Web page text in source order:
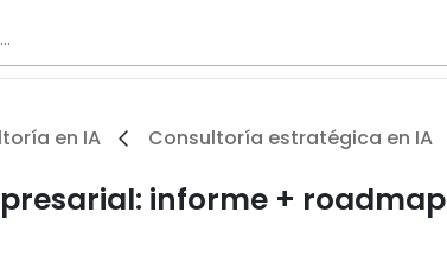
en IA Consultoría estratégica en IA
informe + roadmap